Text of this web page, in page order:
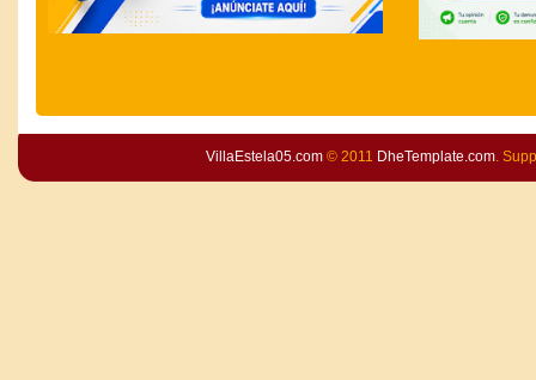
VillaEstela05.com© 2011 DheTemplate.com.